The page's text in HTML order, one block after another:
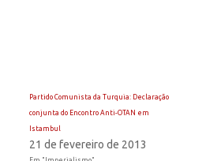
Partido Comunista da Turquia: Declaração
conjunta do Encontro Anti-OTAN em
Istambul
21 de fevereiro de 2013